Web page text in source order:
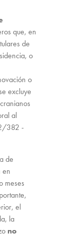
que, en
de
o
o
excluye
al
382 -
de
en
meses
el
la
no